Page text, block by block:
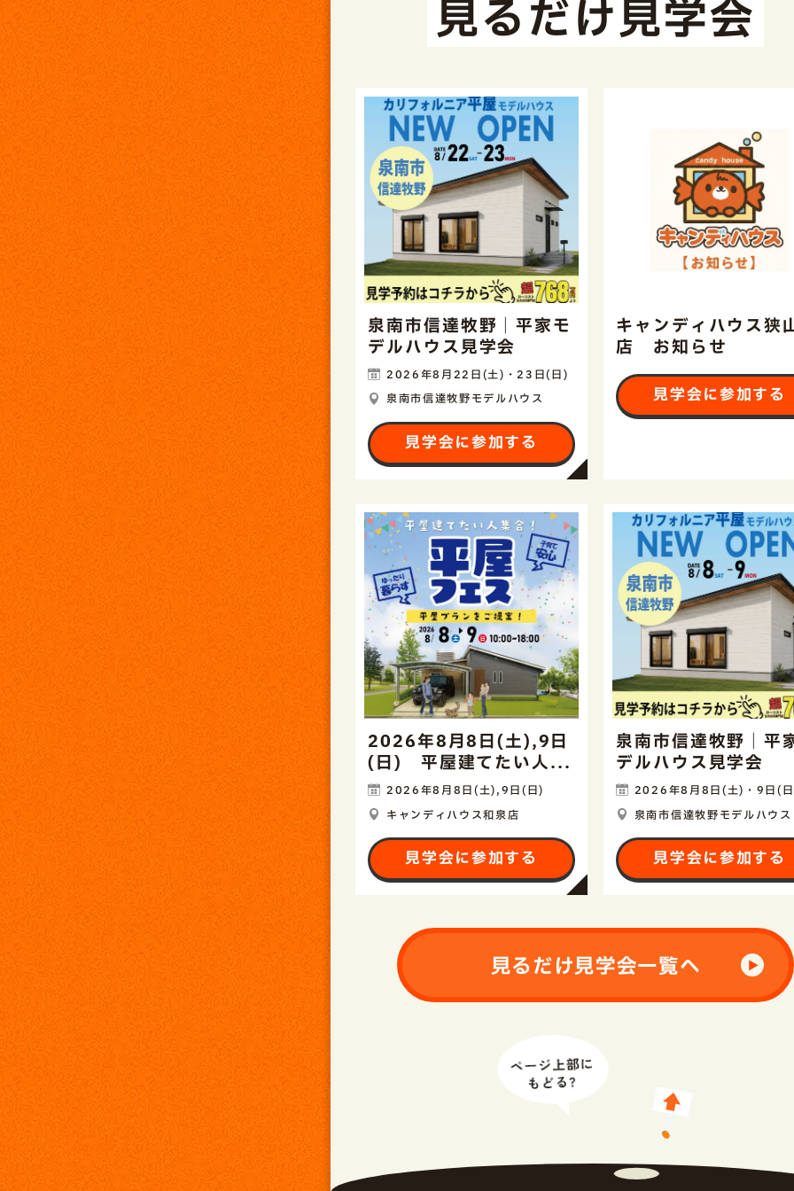
見るだけ見学会
泉南市信達牧野｜平家モ
デルハウス見学会
2026年8月22日(土)・23日(日)
泉南市信達牧野モデルハウス
見学会に参加する
キャンディハウス狭
店 お知らせ
見学会に参加する
2026年8月8日(土),9日
(日) 平屋建てたい人...
2026年8月8日(土),9日(日)
キャンディハウス和泉店
見学会に参加する
泉南市信達牧野｜平
デルハウス見学会
2026年8月8日(土)・9日(
泉南市信達牧野モデルハウス
見学会に参加する
見るだけ見学会一覧へ